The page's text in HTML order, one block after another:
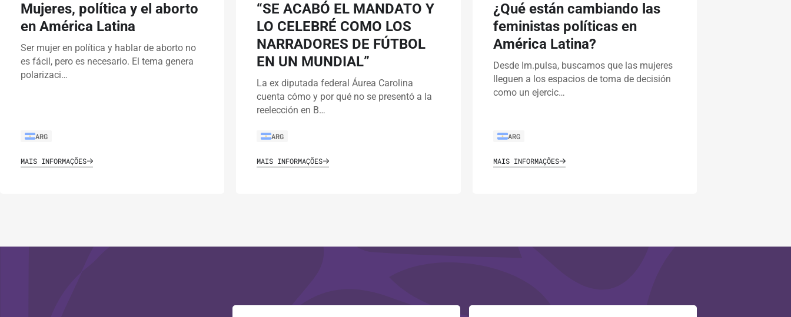
Mujeres, política y el aborto
en América Latina
Ser mujer en política y hablar de aborto no
es fácil, pero es necesario. El tema genera
polarizaci…
ARG
MAIS INFORMAÇÕES
“SE ACABÓ EL MANDATO Y
LO CELEBRÉ COMO LOS
NARRADORES DE FÚTBOL
EN UN MUNDIAL”
La ex diputada federal Áurea Carolina
cuenta cómo y por qué no se presentó a la
reelección en B…
ARG
MAIS INFORMAÇÕES
¿Qué están cambiando las
feministas políticas en
América Latina?
Desde Im.pulsa, buscamos que las mujeres
lleguen a los espacios de toma de decisión
como un ejercic…
ARG
MAIS INFORMAÇÕES